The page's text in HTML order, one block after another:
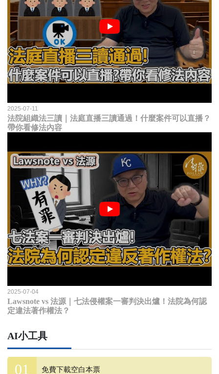
2025-07-11
法院組織法三讀｜法庭直播三讀通過！什麼案件可以直播？
帶你看修法內容
2025-07-04
Lawsnote vs 法源｜七法侵權案一審判決出爐！法院為何認
定違法著作權法？
AI小工具
免費下載空白本票